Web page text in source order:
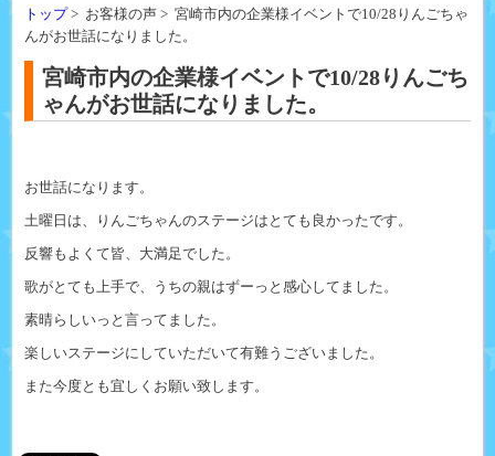
トップ> お客様の声 > 宮崎市内の企業様イベントで10/28りんごちゃ
んがお世話になりました。
宮崎市内の企業様イベントで10/28りんごち
ゃんがお世話になりました。
お世話になります。
土曜日は、りんごちゃんのステージはとても良かったです。
反響もよくて皆、大満足でした。
歌がとても上手で、うちの親はずーっと感心してました。
素晴らしいっと言ってました。
楽しいステージにしていただいて有難うございました。
また今度とも宜しくお願い致します。